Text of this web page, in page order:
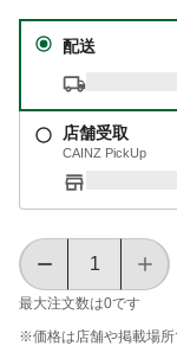
配送
店舗受取
CAINZ PickUp
最大注文数は0です
※価格は​店舗や​掲載場所